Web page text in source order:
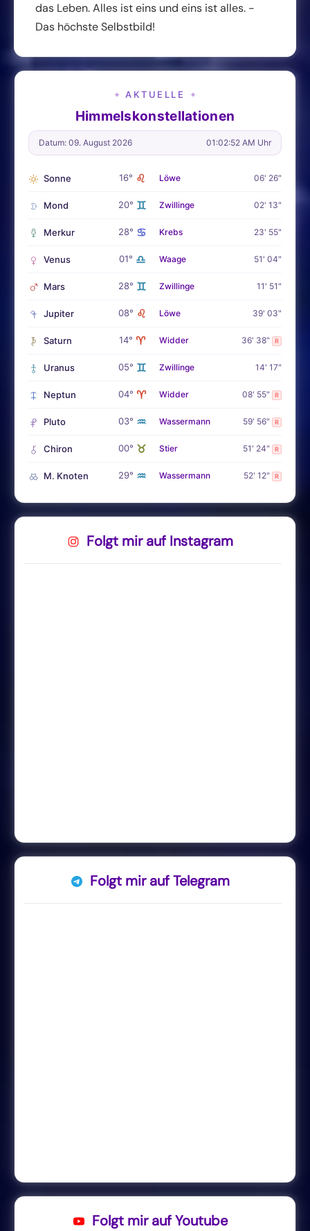
das Leben. Alles ist eins und eins ist alles. -
Das höchste Selbstbild!
✦ AKTUELLE ✦
Himmelskonstellationen
Datum: 09. August 2026 01:02:53 AM Uhr
Sonne 16° ♌ Löwe 06' 26"
Mond 20° ♊ Zwillinge 02' 13"
Merkur 28° ♋ Krebs 23' 55"
Venus 01° ♎ Waage 51' 04"
Mars 28° ♊ Zwillinge 11' 51"
Jupiter 08° ♌ Löwe 39' 03"
Saturn 14° ♈ Widder 36' 38" R
Uranus 05° ♊ Zwillinge 14' 17"
Neptun 04° ♈ Widder 08' 55" R
Pluto 03° ♒ Wassermann 59' 56" R
Chiron 00° ♉ Stier 51' 24" R
M. Knoten 29° ♒ Wassermann 52' 12" R
Folgt mir auf Instagram
Folgt mir auf Telegram
Folgt mir auf Youtube